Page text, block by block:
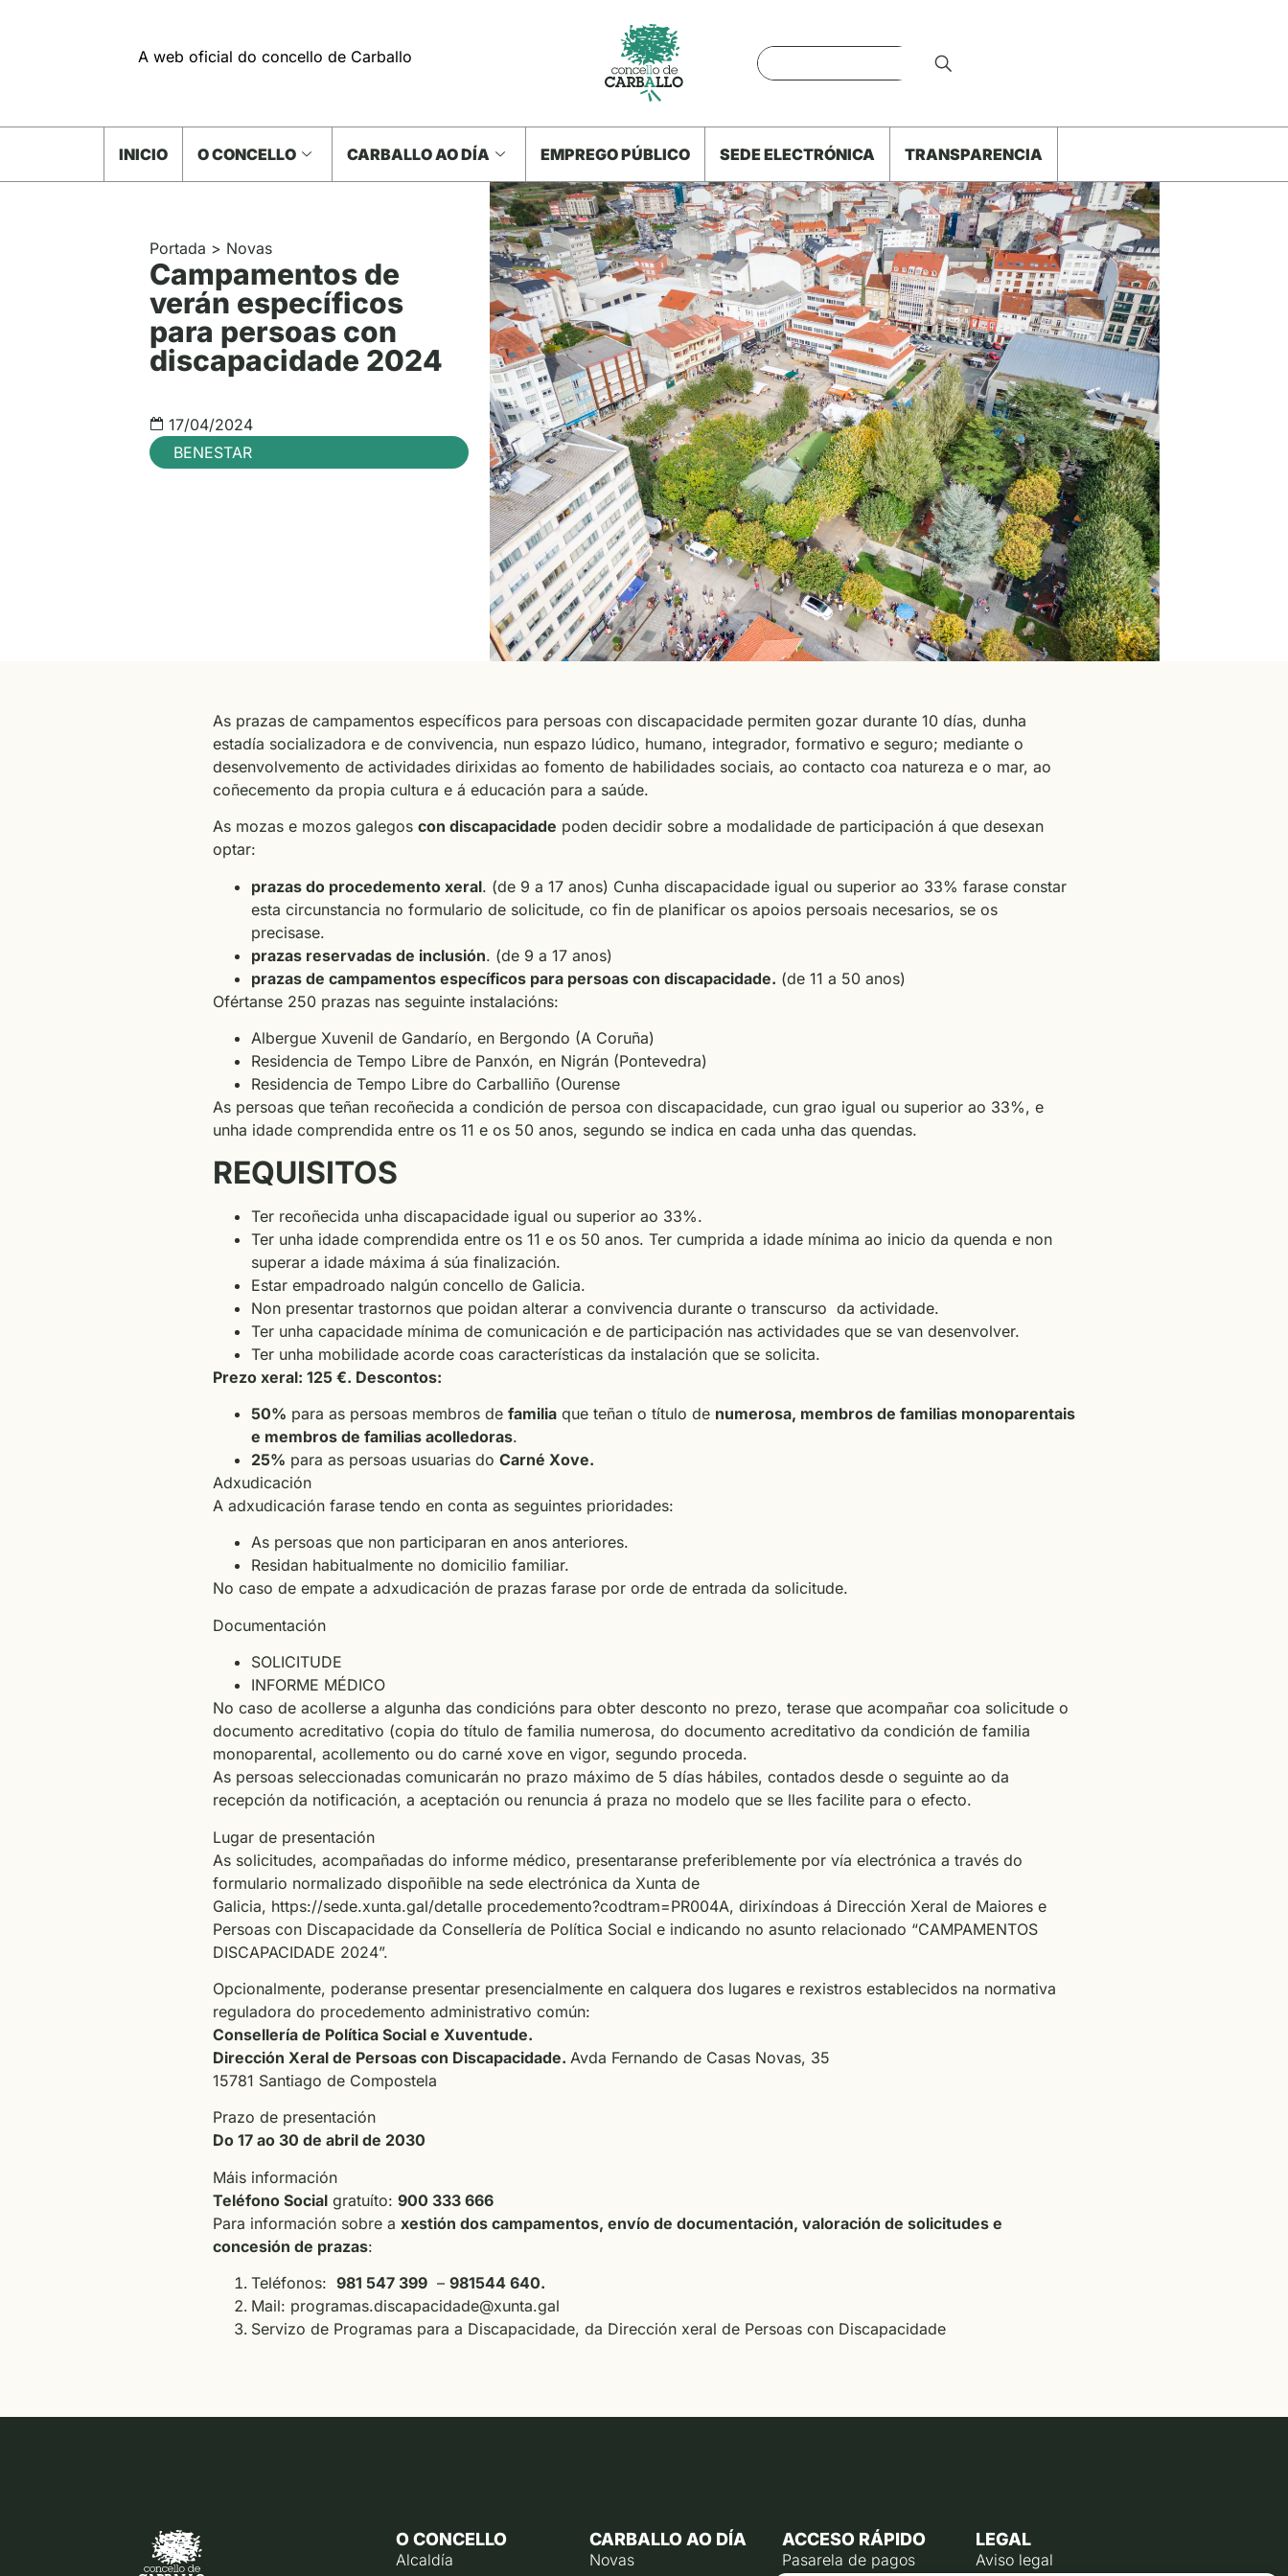
A web oficial do concello de Carballo
INICIO O CONCELLO CARBALLO AO DÍA EMPREGO PÚBLICO SEDE ELECTRÓNICA TRANSPARENCIA
Portada > Novas
Campamentos de
verán específicos
para persoas con
discapacidade 2024
17/04/2024
BENESTAR
As prazas de campamentos específicos para persoas con discapacidade permiten gozar durante 10 días, dunha
estadía socializadora e de convivencia, nun espazo lúdico, humano, integrador, formativo e seguro; mediante o
desenvolvemento de actividades dirixidas ao fomento de habilidades sociais, ao contacto coa natureza e o mar, ao
coñecemento da propia cultura e á educación para a saúde.
As mozas e mozos galegos con discapacidade poden decidir sobre a modalidade de participación á que desexan
optar:
prazas do procedemento xeral. (de 9 a 17 anos) Cunha discapacidade igual ou superior ao 33% farase constar
esta circunstancia no formulario de solicitude, co fin de planificar os apoios persoais necesarios, se os
precisase.
prazas reservadas de inclusión. (de 9 a 17 anos)
prazas de campamentos específicos para persoas con discapacidade. (de 11 a 50 anos)
Ofértanse 250 prazas nas seguinte instalacións:
Albergue Xuvenil de Gandarío, en Bergondo (A Coruña)
Residencia de Tempo Libre de Panxón, en Nigrán (Pontevedra)
Residencia de Tempo Libre do Carballiño (Ourense
As persoas que teñan recoñecida a condición de persoa con discapacidade, cun grao igual ou superior ao 33%, e
unha idade comprendida entre os 11 e os 50 anos, segundo se indica en cada unha das quendas.
REQUISITOS
Ter recoñecida unha discapacidade igual ou superior ao 33%.
Ter unha idade comprendida entre os 11 e os 50 anos. Ter cumprida a idade mínima ao inicio da quenda e non
superar a idade máxima á súa finalización.
Estar empadroado nalgún concello de Galicia.
Non presentar trastornos que poidan alterar a convivencia durante o transcurso da actividade.
Ter unha capacidade mínima de comunicación e de participación nas actividades que se van desenvolver.
Ter unha mobilidade acorde coas características da instalación que se solicita.
Prezo xeral: 125 €. Descontos:
50% para as persoas membros de familia que teñan o título de numerosa, membros de familias monoparentais
e membros de familias acolledoras.
25% para as persoas usuarias do Carné Xove.
Adxudicación
A adxudicación farase tendo en conta as seguintes prioridades:
As persoas que non participaran en anos anteriores.
Residan habitualmente no domicilio familiar.
No caso de empate a adxudicación de prazas farase por orde de entrada da solicitude.
Documentación
SOLICITUDE
INFORME MÉDICO
No caso de acollerse a algunha das condicións para obter desconto no prezo, terase que acompañar coa solicitude o
documento acreditativo (copia do título de familia numerosa, do documento acreditativo da condición de familia
monoparental, acollemento ou do carné xove en vigor, segundo proceda.
As persoas seleccionadas comunicarán no prazo máximo de 5 días hábiles, contados desde o seguinte ao da
recepción da notificación, a aceptación ou renuncia á praza no modelo que se lles facilite para o efecto.
Lugar de presentación
As solicitudes, acompañadas do informe médico, presentaranse preferiblemente por vía electrónica a través do
formulario normalizado dispoñible na sede electrónica da Xunta de
Galicia, https://sede.xunta.gal/detalle procedemento?codtram=PR004A, dirixíndoas á Dirección Xeral de Maiores e
Persoas con Discapacidade da Consellería de Política Social e indicando no asunto relacionado “CAMPAMENTOS
DISCAPACIDADE 2024”.
Opcionalmente, poderanse presentar presencialmente en calquera dos lugares e rexistros establecidos na normativa
reguladora do procedemento administrativo común:
Consellería de Política Social e Xuventude.
Dirección Xeral de Persoas con Discapacidade. Avda Fernando de Casas Novas, 35
15781 Santiago de Compostela
Prazo de presentación
Do 17 ao 30 de abril de 2030
Máis información
Teléfono Social gratuíto: 900 333 666
Para información sobre a xestión dos campamentos, envío de documentación, valoración de solicitudes e
concesión de prazas:
Teléfonos: 981 547 399 – 981544 640.
Mail: programas.discapacidade@xunta.gal
Servizo de Programas para a Discapacidade, da Dirección xeral de Persoas con Discapacidade
O CONCELLO
Alcaldía
CARBALLO AO DÍA
Novas
ACCESO RÁPIDO
Pasarela de pagos
LEGAL
Aviso legal